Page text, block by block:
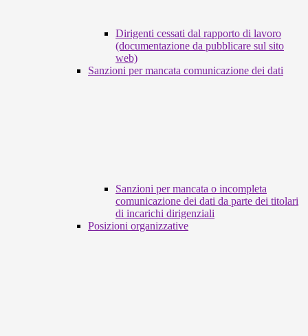
Dirigenti cessati dal rapporto di lavoro
(documentazione da pubblicare sul sito
web)
Sanzioni per mancata comunicazione dei dati
Sanzioni per mancata o incompleta
comunicazione dei dati da parte dei titolari
di incarichi dirigenziali
Posizioni organizzative